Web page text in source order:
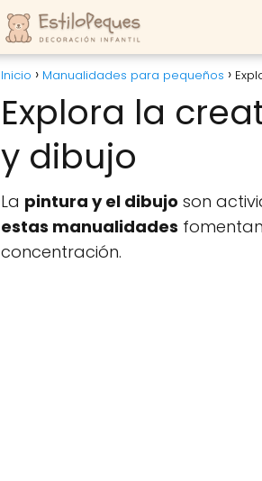
Inicio Manualidades para pequeños
Explora la
y dibujo
La pintura y el dibujo son
estas manualidades
concentración.